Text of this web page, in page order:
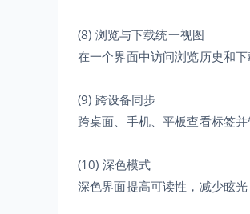
(8) 浏览与下载统一视图
在一个界面中访问浏览历史和
(9) 跨设备同步
跨桌面、手机、平板查看标签
(10) 深色模式
深色界面提高可读性，减少眩光